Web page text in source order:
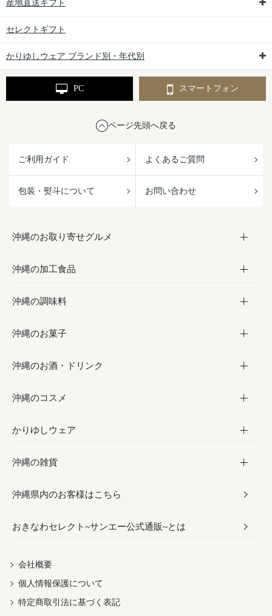
産地直送ギフト
セレクトギフト
かりゆしウェア ブランド別・年代別
PC スマートフォン
ページ先頭へ戻る
ご利用ガイド よくあるご質問
包装・熨斗について お問い合わせ
沖縄のお取り寄せグルメ
お取り寄せグルメ
フルーツ・野菜
お肉
海産物
沖縄の加工食品
加工食品
缶詰／パウチ
沖縄料理
沖縄そば／乾麺
レトルト食品
乾物／粉類
沖縄の調味料
調味料
砂糖／黒砂糖
塩
お酢／ドレッシング
しょうゆ
みそ
だし／スパイス／島唐辛子
沖縄のお菓子
お菓子
黒糖
ちんすこう
伝統菓子
スナック
おつまみ
紅芋
沖縄のお酒・ドリンク
お酒・ドリンク
泡盛
ビール・チューハイ
ワイン・ウィスキー・カクテル
ドリンク
茶葉
沖縄のコスメ
コスメ
スキンケア
ボディケア
ヘアケア
UVケア
かりゆしウェア
かりゆしウェア
メンズ
レディース
沖縄の雑貨
雑貨
沖縄ファッション
伝統工芸品
沖縄県内のお客様はこちら
おきなわセレクト~サンエー公式通販~とは
会社概要
個人情報保護について
特定商取引法に基づく表記